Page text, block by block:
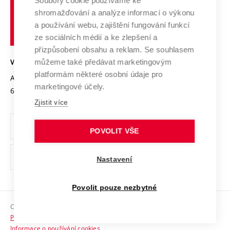
Výzkumné infrastruktury
Transfer znalostí
Open Science
Projekty
Projekty ze strukturálních fondů
Specifický výzkum
Mezinárodní dohody
Univerzitní sítě
Udržitelná univerzita
Podnikavá univerzita / ContriBUTe
Bezpečná univerzita
Vyznamenání
Organizační struktura
Ochrana osobních údajů
odkaz)
Sociální bezpečí
HR Award
učení
technické
Brně
VYSOKÉ UČENÍ TECHNICKÉ V BRNĚ
Antonínská 548/1
602 00 Brno
www.vut.cz
vut@vutbr.cz
Copyright © 2026 VUT
Prohlášení o přístupnosti
Informace o používání cookies
shromažďování a analýze informací o výkonu
a používání webu, zajištění fungování funkcí
ze sociálních médií a ke zlepšení a
přizpůsobení obsahu a reklam. Se souhlasem
můžeme také předávat marketingovým
platformám některé osobní údaje pro
marketingové účely.
Zjistit více
POVOLIT VŠE
Nastavení
Povolit pouze nezbytné